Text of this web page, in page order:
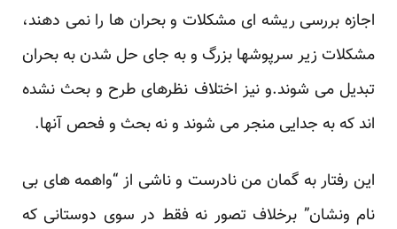
اجازه بررسی ریشه ای مشکلات و بحران ها را نمی دهند،
مشکلات زیر سرپوشها بزرگ و به جای حل شدن به بحران
تبدیل می شوند.و نیز اختلاف نظرهای طرح و بحث نشده
اند که به جدایی منجر می شوند و نه بحث و فحص آنها.
این رفتار به گمان من نادرست و ناشی از “واهمه های بی
نام ونشان” برخلاف تصور نه فقط در سوی دوستانی که